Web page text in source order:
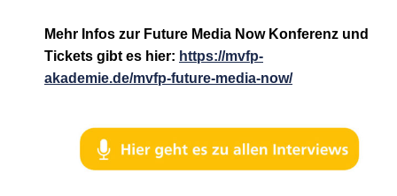
Mehr Infos zur Future Media Now Konferenz und
Tickets gibt es hier: https://mvfp-
akademie.de/mvfp-future-media-now/